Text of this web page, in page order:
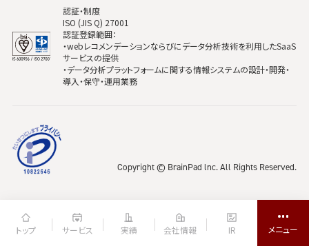
トップ サービス 実績 会社情報 IR
認証・制度
ISO (JIS Q) 27001
認証登録範囲：
・webレコメンデーションならびにデータ分析技術を利用したSaaS
サービスの提供
・データ分析プラットフォームに関する情報システムの設計・開発・
導入・保守・運用業務
Copyright © BrainPad lnc. All Rights Reserved.